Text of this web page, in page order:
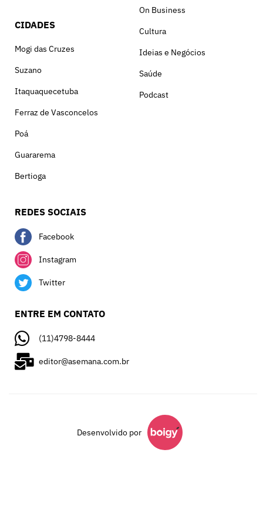
CIDADES
Mogi das Cruzes
Suzano
Itaquaquecetuba
Ferraz de Vasconcelos
Poá
Guararema
Bertioga
On Business
Cultura
Ideias e Negócios
Saúde
Podcast
REDES SOCIAIS
Facebook
Instagram
Twitter
ENTRE EM CONTATO
(11)4798-8444
editor@asemana.com.br
Desenvolvido por